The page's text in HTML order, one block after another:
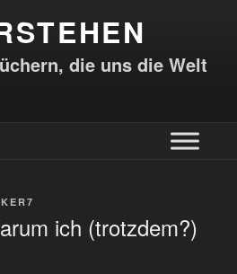
die uns die Welt
ich (trotzdem?)